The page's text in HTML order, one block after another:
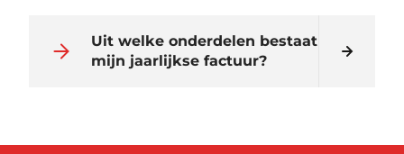
Uit welke onderdelen bestaat
mijn jaarlijkse factuur?